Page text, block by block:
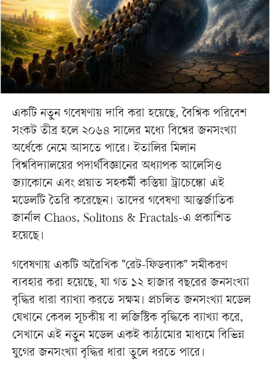
একটি নতুন গবেষণায় দাবি করা হয়েছে, বৈশ্বিক পরিবেশ
সংকট তীব্র হলে ২০৬৪ সালের মধ্যে বিশ্বের জনসংখ্যা
অর্ধেকে নেমে আসতে পারে। ইতালির মিলান
বিশ্ববিদ্যালয়ের পদার্থবিজ্ঞানের অধ্যাপক আলেসিও
জ্যাকোনে এবং প্রয়াত সহকর্মী কস্তিয়া ট্রাচেঙ্কো এই
মডেলটি তৈরি করেছেন। তাদের গবেষণা আন্তর্জাতিক
জার্নাল Chaos, Solitons & Fractals-এ প্রকাশিত
হয়েছে।
গবেষণায় একটি অরৈখিক "রেট-ফিডব্যাক" সমীকরণ
ব্যবহার করা হয়েছে, যা গত ১২ হাজার বছরের জনসংখ্যা
বৃদ্ধির ধারা ব্যাখ্যা করতে সক্ষম। প্রচলিত জনসংখ্যা মডেল
যেখানে কেবল সূচকীয় বা লজিস্টিক বৃদ্ধিকে ব্যাখ্যা করে,
সেখানে এই নতুন মডেল একই কাঠামোর মাধ্যমে বিভিন্ন
যুগের জনসংখ্যা বৃদ্ধির ধারা তুলে ধরতে পারে।